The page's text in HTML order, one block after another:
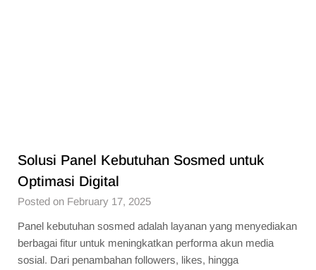
Solusi Panel Kebutuhan Sosmed untuk
Optimasi Digital
Posted on February 17, 2025
Panel kebutuhan sosmed adalah layanan yang menyediakan
berbagai fitur untuk meningkatkan performa akun media
sosial. Dari penambahan followers, likes, hingga